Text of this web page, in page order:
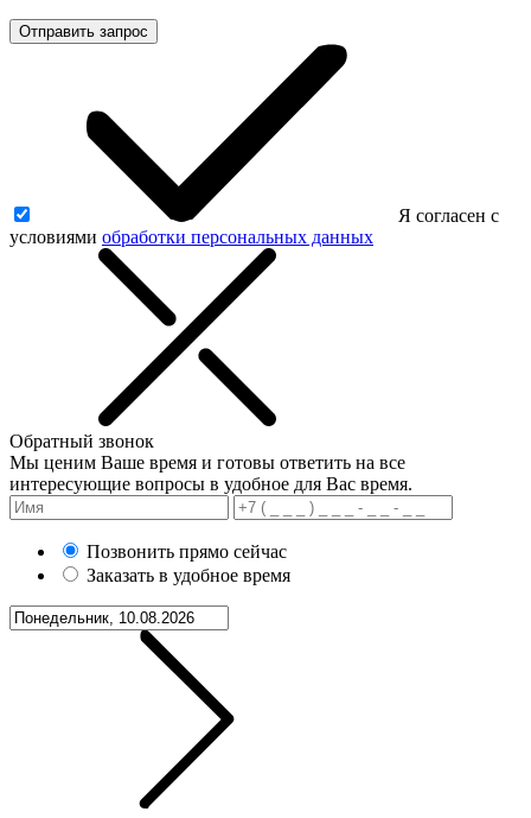
Отправить запрос
Я согласен с
условиями обработки персональных данных
Обратный звонок
Мы ценим Ваше время и готовы ответить на все
интересующие вопросы в удобное для Вас время.
Позвонить прямо сейчас
Заказать в удобное время